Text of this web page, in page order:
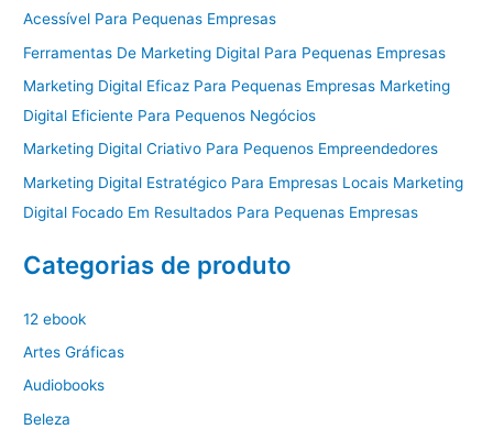
Acessível Para Pequenas Empresas
Ferramentas De Marketing Digital Para Pequenas Empresas
Marketing Digital Eficaz Para Pequenas Empresas Marketing
Digital Eficiente Para Pequenos Negócios
Marketing Digital Criativo Para Pequenos Empreendedores
Marketing Digital Estratégico Para Empresas Locais Marketing
Digital Focado Em Resultados Para Pequenas Empresas
Categorias de produto
12 ebook
Artes Gráficas
Audiobooks
Beleza